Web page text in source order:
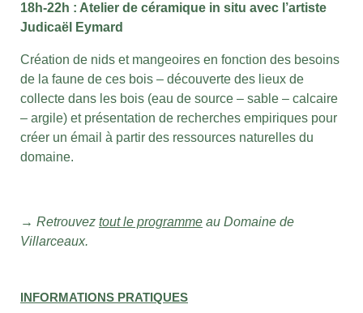
18h-22h : Atelier de céramique in situ avec l’artiste
Judicaël Eymard
Création de nids et mangeoires en fonction des besoins
de la faune de ces bois – découverte des lieux de
collecte dans les bois (eau de source – sable – calcaire
– argile) et présentation de recherches empiriques pour
créer un émail à partir des ressources naturelles du
domaine.
→ Retrouvez tout le programme au Domaine de
Villarceaux.
INFORMATIONS PRATIQUES